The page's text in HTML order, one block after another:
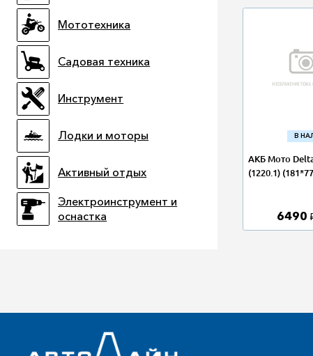
Мототехника
Садовая техника
Инструмент
Лодки и моторы
Активный отдых
Электроинструмент и
оснастка
В
АКБ Мото
(1220.1)
6490